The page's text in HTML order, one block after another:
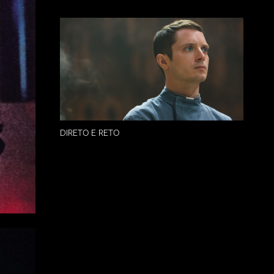
DIRETO E RETO